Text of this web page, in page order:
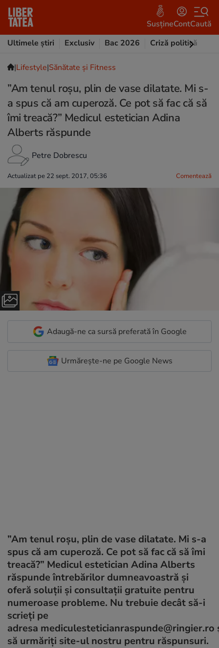
SusțineContCaută
Ultimele știri
Exclusiv Bac 2026 Criză politică
|Lifestyle|Sănătate și Fitness
”Am tenul roşu, plin de vase dilatate. Mi s-
a spus că am cuperoză. Ce pot să fac că să
îmi treacă?” Medicul estetician Adina
Alberts răspunde
Petre Dobrescu
Actualizat pe 22 sept. 2017, 05:36 Comentează
Adaugă-ne ca sursă preferată în Google
Urmărește-ne pe Google News
”Am tenul roşu, plin de vase dilatate. Mi s-a
spus că am cuperoză. Ce pot să fac că să îmi
treacă?” Medicul estetician Adina Alberts
răspunde întrebărilor dumneavoastră şi
oferă soluţii şi consultaţii gratuite pentru
numeroase probleme. Nu trebuie decât să-i
scrieţi pe
adresa mediculesteticianraspunde@ringier.ro
să urmăriți site-ul nostru pentru răspunsuri.